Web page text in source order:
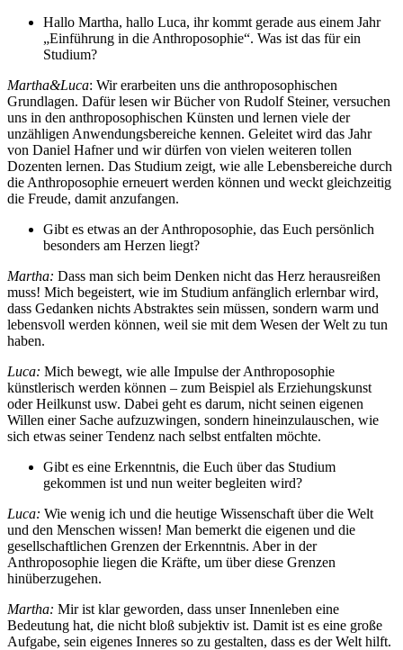
Hallo Martha, hallo Luca, ihr kommt gerade aus einem Jahr
„Einführung in die Anthroposophie“. Was ist das für ein
Studium?
Martha&Luca: Wir erarbeiten uns die anthroposophischen
Grundlagen. Dafür lesen wir Bücher von Rudolf Steiner, versuchen
uns in den anthroposophischen Künsten und lernen viele der
unzähligen Anwendungsbereiche kennen. Geleitet wird das Jahr
von Daniel Hafner und wir dürfen von vielen weiteren tollen
Dozenten lernen. Das Studium zeigt, wie alle Lebensbereiche durch
die Anthroposophie erneuert werden können und weckt gleichzeitig
die Freude, damit anzufangen.
Gibt es etwas an der Anthroposophie, das Euch persönlich
besonders am Herzen liegt?
Martha: Dass man sich beim Denken nicht das Herz herausreißen
muss! Mich begeistert, wie im Studium anfänglich erlernbar wird,
dass Gedanken nichts Abstraktes sein müssen, sondern warm und
lebensvoll werden können, weil sie mit dem Wesen der Welt zu tun
haben.
Luca: Mich bewegt, wie alle Impulse der Anthroposophie
künstlerisch werden können – zum Beispiel als Erziehungskunst
oder Heilkunst usw. Dabei geht es darum, nicht seinen eigenen
Willen einer Sache aufzuzwingen, sondern hineinzulauschen, wie
sich etwas seiner Tendenz nach selbst entfalten möchte.
Gibt es eine Erkenntnis, die Euch über das Studium
gekommen ist und nun weiter begleiten wird?
Luca: Wie wenig ich und die heutige Wissenschaft über die Welt
und den Menschen wissen! Man bemerkt die eigenen und die
gesellschaftlichen Grenzen der Erkenntnis. Aber in der
Anthroposophie liegen die Kräfte, um über diese Grenzen
hinüberzugehen.
Martha: Mir ist klar geworden, dass unser Innenleben eine
Bedeutung hat, die nicht bloß subjektiv ist. Damit ist es eine große
Aufgabe, sein eigenes Inneres so zu gestalten, dass es der Welt hilft.